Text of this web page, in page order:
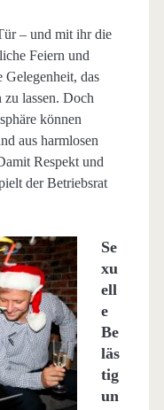
– und mit ihr die
Feiern und
Gelegenheit, das
lassen. Doch
können
aus harmlosen
Respekt und
der Betriebsrat
Se
xu
ell
e
Be
läs
tig
un